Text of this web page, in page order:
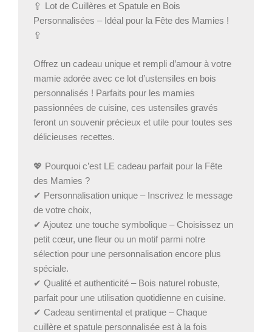
au
Choix
Fête
Mamies
&
Cuisine
🥄 Lot de Cuillères et Spatule en Bois
Personnalisées – Idéal pour la Fête des Mamies !
🥄
Offrez un cadeau unique et rempli d’amour à votre
mamie adorée avec ce lot d’ustensiles en bois
personnalisés ! Parfaits pour les mamies
passionnées de cuisine, ces ustensiles gravés
feront un souvenir précieux et utile pour toutes ses
délicieuses recettes.
💖 Pourquoi c’est LE cadeau parfait pour la Fête
des Mamies ?
✔ Personnalisation unique – Inscrivez le message
de votre choix,
✔ Ajoutez une touche symbolique – Choisissez un
petit cœur, une fleur ou un motif parmi notre
sélection pour une personnalisation encore plus
spéciale.
✔ Qualité et authenticité – Bois naturel robuste,
parfait pour une utilisation quotidienne en cuisine.
✔ Cadeau sentimental et pratique – Chaque
cuillère et spatule personnalisée est à la fois